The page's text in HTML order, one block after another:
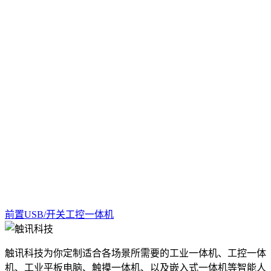
前置USB/开关工控一体机
触讯科技为你定制适合各场景所需要的工业一体机、工控一体
机、工业平板电脑、触摸一体机、以及嵌入式一体机等智能人